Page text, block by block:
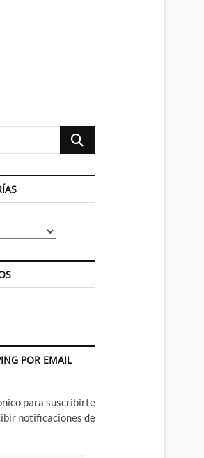
Buscar
POR EMAIL
para suscribirte
notificaciones de